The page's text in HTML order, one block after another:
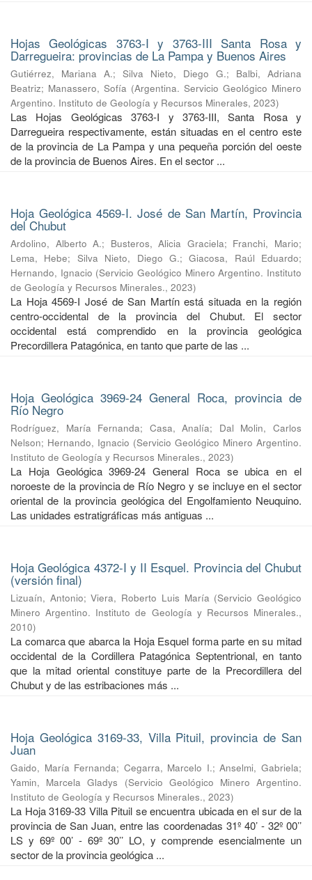
Hojas Geológicas 3763-I y 3763-III Santa Rosa y
Darregueira: provincias de La Pampa y Buenos Aires
Gutiérrez, Mariana A.; Silva Nieto, Diego G.; Balbi, Adriana
Beatriz; Manassero, Sofía (Argentina. Servicio Geológico Minero
Argentino. Instituto de Geología y Recursos Minerales, 2023)
Las Hojas Geológicas 3763-I y 3763-III, Santa Rosa y
Darregueira respectivamente, están situadas en el centro este
de la provincia de La Pampa y una pequeña porción del oeste
de la provincia de Buenos Aires. En el sector ...
Hoja Geológica 4569-I. José de San Martín, Provincia
del Chubut
Ardolino, Alberto A.; Busteros, Alicia Graciela; Franchi, Mario;
Lema, Hebe; Silva Nieto, Diego G.;Giacosa, Raúl Eduardo;
Hernando, Ignacio (Servicio Geológico Minero Argentino. Instituto
de Geología y Recursos Minerales., 2023)
La Hoja 4569-I José de San Martín está situada en la región
centro-occidental de la provincia del Chubut. El sector
occidental está comprendido en la provincia geológica
Precordillera Patagónica, en tanto que parte de las ...
Hoja Geológica 3969-24 General Roca, provincia de
Río Negro
Rodríguez, María Fernanda; Casa, Analía; Dal Molin, Carlos
Nelson; Hernando, Ignacio (Servicio Geológico Minero Argentino.
Instituto de Geología y Recursos Minerales., 2023)
La Hoja Geológica 3969-24 General Roca se ubica en el
noroeste de la provincia de Río Negro y se incluye en el sector
oriental de la provincia geológica del Engolfamiento Neuquino.
Las unidades estratigráficas más antiguas ...
Hoja Geológica 4372-I y II Esquel. Provincia del Chubut
(versión final)
Lizuaín, Antonio;Viera, Roberto Luis María (Servicio Geológico
Minero Argentino. Instituto de Geología y Recursos Minerales.,
2010)
La comarca que abarca la Hoja Esquel forma parte en su mitad
occidental de la Cordillera Patagónica Septentrional, en tanto
que la mitad oriental constituye parte de la Precordillera del
Chubut y de las estribaciones más ...
Hoja Geológica 3169-33, Villa Pituil, provincia de San
Juan
Gaido, María Fernanda; Cegarra, Marcelo I.;Anselmi, Gabriela;
Yamin, Marcela Gladys
(Servicio Geológico Minero Argentino.
Instituto de Geología y Recursos Minerales., 2023)
La Hoja 3169-33 Villa Pituil se encuentra ubicada en el sur de la
provincia de San Juan, entre las coordenadas 31º 40’ - 32º 00’’
LS y 69º 00’ - 69º 30’’ LO, y comprende esencialmente un
sector de la provincia geológica ...